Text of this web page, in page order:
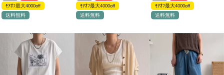
ﾓｱｵﾌ最大4000off
送料無料
ﾓｱｵﾌ最大4000off
送料無料
ﾓｱｵﾌ最大4000off
送料無料